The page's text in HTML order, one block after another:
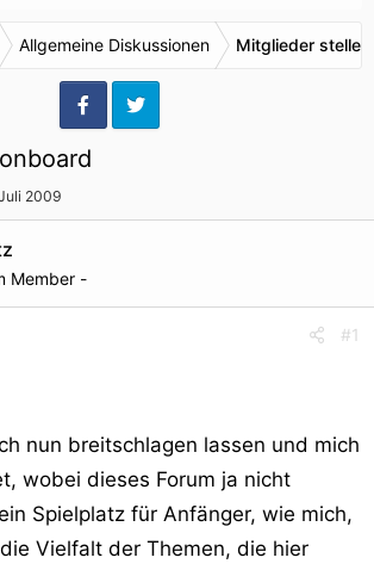
Allgemeine Diskussionen Mitglieder
2009
Member -
#1
nun breitschlagen lassen und mich
wobei dieses Forum ja nicht
Spielplatz für Anfänger, wie mich,
Vielfalt der Themen, die hier